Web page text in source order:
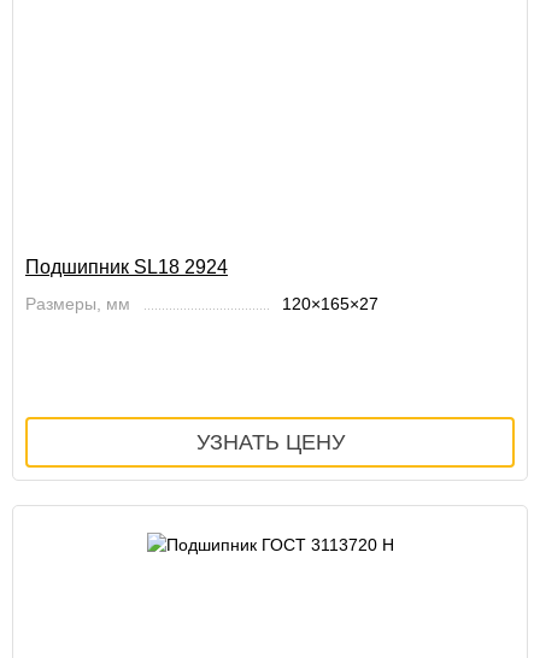
Подшипник SL18 2924
Размеры, мм 120×165×27